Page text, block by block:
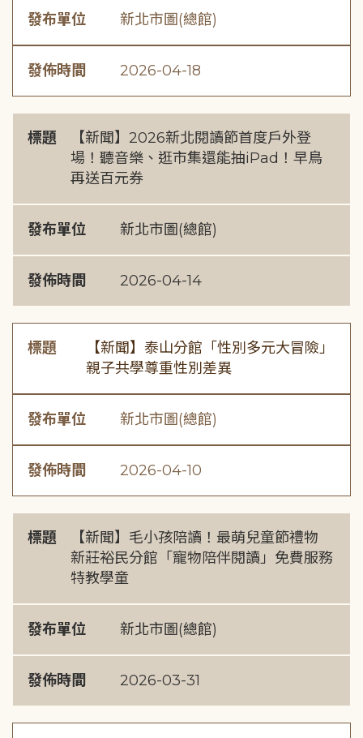
發布單位 新北市圖(總館)
發佈時間 2026-04-18
標題
【新聞】2026新北閱讀節首度戶外登
場！聽音樂、逛市集還能抽iPad！早鳥
再送百元券
發布單位 新北市圖(總館)
發佈時間 2026-04-14
標題
【新聞】泰山分館「性別多元大冒險」
親子共學尊重性別差異
發布單位 新北市圖(總館)
發佈時間 2026-04-10
標題
【新聞】毛小孩陪讀！最萌兒童節禮物
新莊裕民分館「寵物陪伴閱讀」免費服務
特教學童
發布單位 新北市圖(總館)
發佈時間 2026-03-31